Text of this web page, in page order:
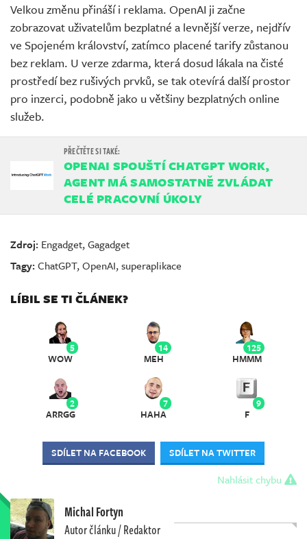
Velkou změnu přináší i reklama. OpenAI ji začne
zobrazovat uživatelům bezplatné a levnější verze, nejdřív
ve Spojeném království, zatímco placené tarify zůstanou
bez reklam. U verze zdarma, která dosud lákala na čisté
prostředí bez rušivých prvků, se tak otevírá další prostor
pro inzerci, podobně jako u většiny bezplatných online
služeb.
OPENAI SPOUŠTÍ CHATGPT WORK,
AGENT MÁ SAMOSTATNĚ ZVLÁDAT
CELÉ PRACOVNÍ ÚKOLY
Zdroj: Engadget,Gagadget
Tagy:ChatGPT,OpenAI,superaplikace
LÍBIL SE TI ČLÁNEK?
5
WOW
14
MEH
125
HMMM
2
ARRGG
7
HAHA
9
F
SDÍLET NA FACEBOOK SDÍLET NA TWITTER
Nahlásit chybu
Michal Fortyn
Autor článku / Redaktor